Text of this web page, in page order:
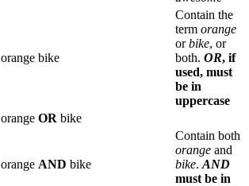
orange bike
Contain the
term orange
orbike, or
both. OR, if
used, must
be in
uppercase
orange OR bike
orange AND bike
Contain both
orange and
bike. AND
must be in